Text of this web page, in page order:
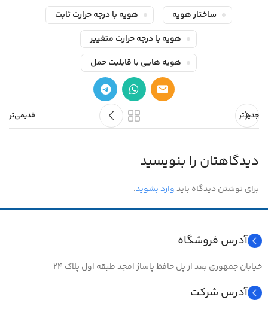
ساختار هویه
هویه با درجه حرارت ثابت
هویه با درجه حرارت متغییر
هویه هایی با قابلیت حمل
جدیدتر قدیمی‌تر
دیدگاهتان را بنویسید
برای نوشتن دیدگاه بایدوارد بشوید.
آدرس فروشگاه
خیابان جمهوری بعد از پل حافظ پاساژ امجد طبقه اول پلاک ۲۴
آدرس شرکت